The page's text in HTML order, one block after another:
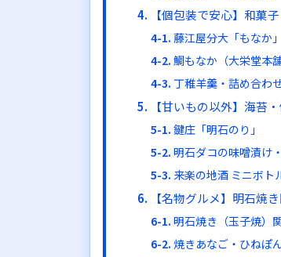
【個包装で安心】和菓
藤江屋分大「もなか
鯛もなか（大栄堂本舗
丁稚羊羹・詰め合わ
【甘いもの以外】海苔
鍵庄「明石のり」
明石ダコの味噌漬け
来楽の地酒 ミニボト
【名物グルメ】明石焼
明石焼き（玉子焼）
焼きあなご・ひねぽ